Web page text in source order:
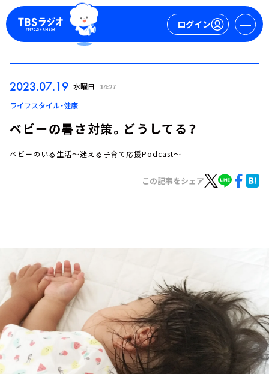
ログイン
ログイン
トピックス
TBS Podcast
お知らせ
イベント・グッズ
YouTube
会社情報
2023.07.19 水曜日 14:27
ライフスタイル・健康
ベビーの暑さ対策。どうしてる？
ベビーのいる生活～迷える子育て応援Podcast～
この記事をシェア